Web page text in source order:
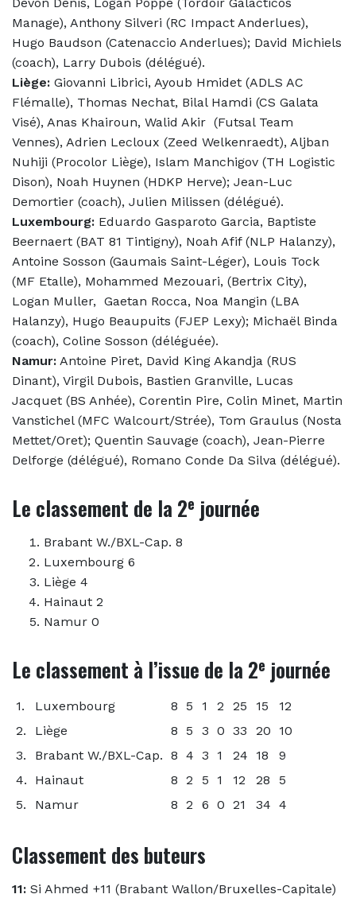
Manage), Anthony Silveri (RC Impact Anderlues),
Hugo Baudson (Catenaccio Anderlues); David Michiels
(coach), Larry Dubois (délégué).
Liège: Giovanni Librici, Ayoub Hmidet (ADLS AC
Flémalle), Thomas Nechat, Bilal Hamdi (CS Galata
Visé), Anas Khairoun, Walid Akir (Futsal Team
Vennes), Adrien Lecloux (Zeed Welkenraedt), Aljban
Nuhiji (Procolor Liège), Islam Manchigov (TH Logistic
Dison), Noah Huynen (HDKP Herve); Jean-Luc
Demortier (coach), Julien Milissen (délégué).
Luxembourg: Eduardo Gasparoto Garcia, Baptiste
Beernaert (BAT 81 Tintigny), Noah Afif (NLP Halanzy),
Antoine Sosson (Gaumais Saint-Léger), Louis Tock
(MF Etalle), Mohammed Mezouari, (Bertrix City),
Logan Muller, Gaetan Rocca, Noa Mangin (LBA
Halanzy), Hugo Beaupuits (FJEP Lexy); Michaël Binda
(coach), Coline Sosson (déléguée).
Namur: Antoine Piret, David King Akandja (RUS
Dinant), Virgil Dubois, Bastien Granville, Lucas
Jacquet (BS Anhée), Corentin Pire, Colin Minet, Martin
Vanstichel (MFC Walcourt/Strée), Tom Graulus (Nosta
Mettet/Oret); Quentin Sauvage (coach), Jean-Pierre
Delforge (délégué), Romano Conde Da Silva (délégué).
Le classement de la 2e journée
Brabant W./BXL-Cap. 8
Luxembourg 6
Liège 4
Hainaut 2
Namur 0
Le classement à l’issue de la 2e journée
1. Luxembourg 8 5 1 2 25 15
12
2.
Liège 8 5 3 0 33 20
10
3.
Brabant W./BXL-Cap. 8 4 3 1 24 18
9
4.
Hainaut 8 2 5 1 12 28
5
5.
Namur 8 2 6 0 21 34 4
Classement des buteurs
11: Si Ahmed +11 (Brabant Wallon/Bruxelles-Capitale)